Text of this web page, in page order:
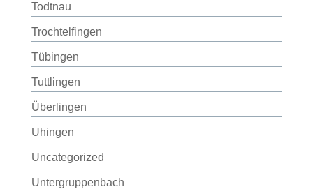
Todtnau
Trochtelfingen
Tübingen
Tuttlingen
Überlingen
Uhingen
Uncategorized
Untergruppenbach